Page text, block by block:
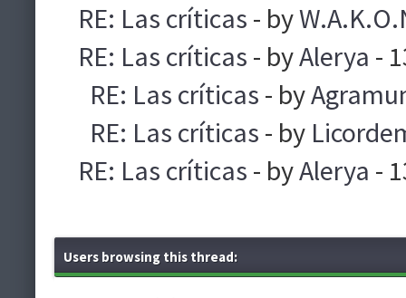
RE: Las críticas - by
RE: Las críticas - byAlerya -
RE: Las críticas - by
RE: Las críticas - by
RE: Las críticas - byAlerya -
Users browsing this thread: